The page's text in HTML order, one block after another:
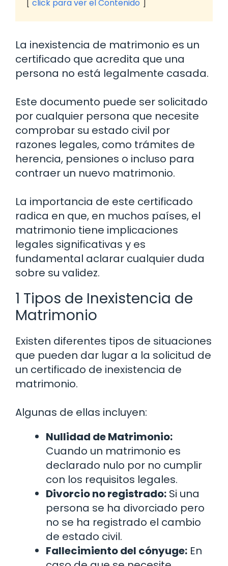
click para ver el Contenido
La inexistencia de matrimonio es un
certificado que acredita que una
persona no está legalmente casada.
Este documento puede ser solicitado
por cualquier persona que necesite
comprobar su estado civil por
razones legales, como trámites de
herencia, pensiones o incluso para
contraer un nuevo matrimonio.
La importancia de este certificado
radica en que, en muchos países, el
matrimonio tiene implicaciones
legales significativas y es
fundamental aclarar cualquier duda
sobre su validez.
1 Tipos de Inexistencia de
Matrimonio
Existen diferentes tipos de situaciones
que pueden dar lugar a la solicitud de
un certificado de inexistencia de
matrimonio.
Algunas de ellas incluyen:
Nullidad de Matrimonio:
Cuando un matrimonio es
declarado nulo por no cumplir
con los requisitos legales.
Divorcio no registrado: Si una
persona se ha divorciado pero
no se ha registrado el cambio
de estado civil.
Fallecimiento del cónyuge: En